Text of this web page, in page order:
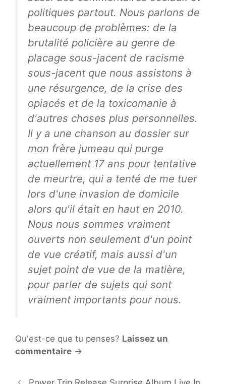
politiques partout. Nous parlons de
beaucoup de problèmes: de la
brutalité policière au genre de
placage sous-jacent de racisme
sous-jacent que nous assistons à
une résurgence, de la crise des
opiacés et de la toxicomanie à
d'autres choses plus personnelles.
Il y a une chanson au dossier sur
mon frère jumeau qui purge
actuellement 17 ans pour tentative
de meurtre, qui a tenté de me tuer
lors d'une invasion de domicile
alors qu'il était en haut en 2010.
Nous nous sommes vraiment
ouverts non seulement d'un point
de vue créatif, mais aussi d'un
sujet point de vue de la matière,
pour parler de sujets qui sont
vraiment importants pour nous.
Qu'est-ce que tu penses? Laissez un
commentaire →